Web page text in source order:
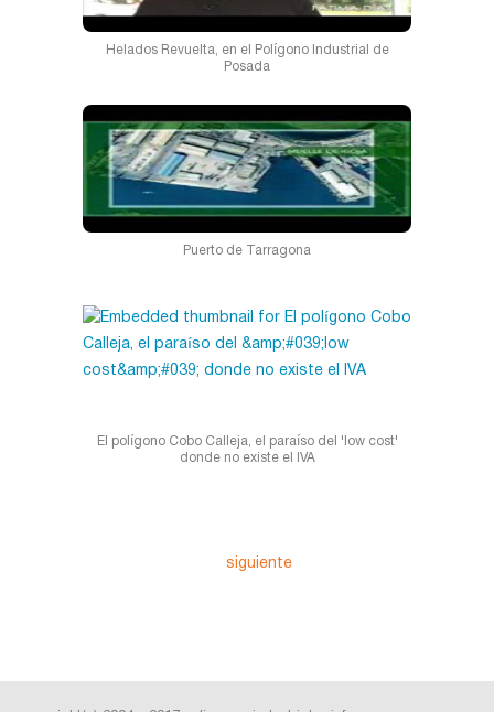
Helados Revuelta, en el Polígono Industrial de
Posada
Puerto de Tarragona
El polígono Cobo Calleja, el paraíso del 'low cost'
donde no existe el IVA
siguiente